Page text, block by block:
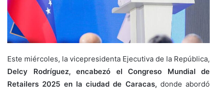
Este miércoles, la vicepresidenta Ejecutiva de la República,
Delcy Rodríguez, encabezó el Congreso Mundial de
Retailers 2025 en la ciudad de Caracas, donde abordó